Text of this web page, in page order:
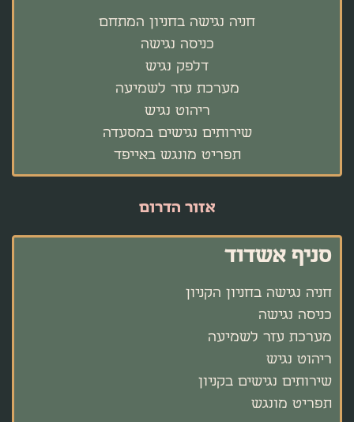
חניה נגישה בחניון המתחם
כניסה נגישה
דלפק נגיש
מערכת עזר לשמיעה
ריהוט נגיש
שירותים נגישים במסעדה
תפריט מונגש באייפד
אזור הדרום
סניף אשדוד
חניה נגישה בחניון הקניון
כניסה נגישה
מערכת עזר לשמיעה
ריהוט נגיש
שירותים נגישים בקניון
תפריט מונגש